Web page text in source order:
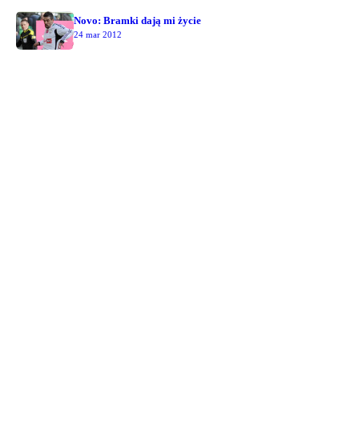
Novo: Bramki dają mi życie
24 mar 2012